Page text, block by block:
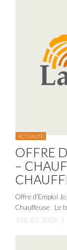
ACTUALITÉ
OFFRE
–
Offre d’Emploi
Chauffeuse Le
JUIL 02, 2026 |